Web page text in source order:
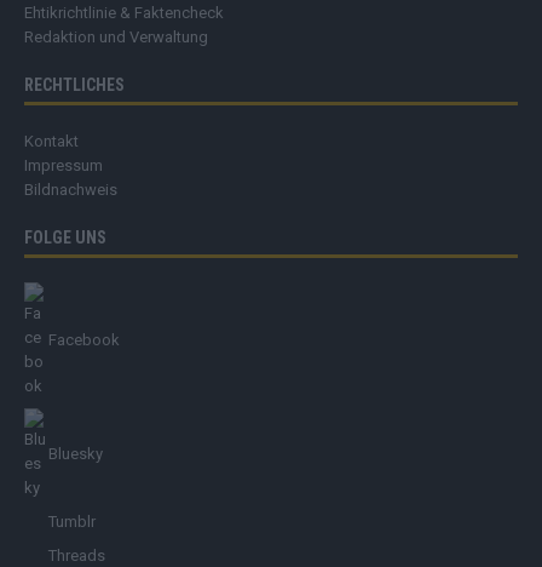
Ehtikrichtlinie & Faktencheck
Redaktion und Verwaltung
RECHTLICHES
Kontakt
Impressum
Bildnachweis
FOLGE UNS
Facebook
Bluesky
Tumblr
Threads